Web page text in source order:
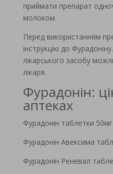
приймати препарат
молоком.
Перед використанням
інструкцію до
лікарського засобу
лікаря.
Фурадонін:
аптеках
Фурадонін таблетки
Фурадонін Авексима
Фурадонін Реневал